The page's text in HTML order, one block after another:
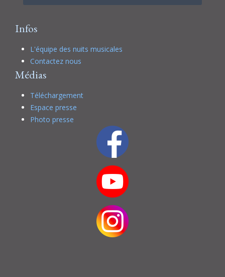
Infos
L'équipe des nuits musicales
Contactez nous
Médias
Téléchargement
Espace presse
Photo presse